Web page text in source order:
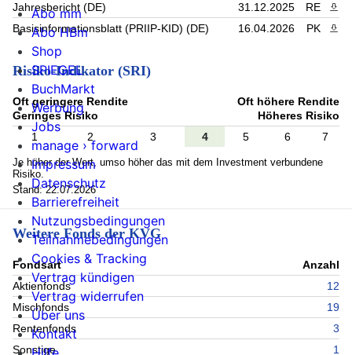
Jahresbericht (DE)
31.12.2025 RE
Basisinformationsblatt (PRIIP-KID) (DE)
16.04.2026 PK
Risiko-Indikator (SRI)
Oft geringere Rendite
Geringes Risiko
Oft höhere Rendite
Höheres Risiko
1
2 3 4 5 6 7
Je höher der Wert, umso höher das mit dem Investment verbundene
Risiko.
Stand: 22.07.2026
Weitere Fonds der KVG
Fondsart
Anzahl
Aktienfonds
12
Mischfonds
19
Rentenfonds
3
Sonstige
1
Abo mm
Abo HBm
Shop
SPIEGEL
BuchMarkt
Werbung
Jobs
manage › forward
Impressum
Datenschutz
Barrierefreiheit
Nutzungsbedingungen
Teilnahmebedingungen
Cookies & Tracking
Vertrag kündigen
Vertrag widerrufen
Über uns
Kontakt